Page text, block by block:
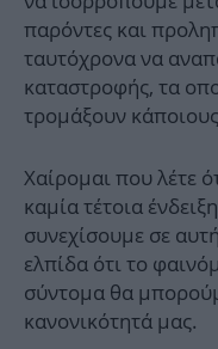
παρόντες και
ταυτόχρονα να
καταστροφής, τα
τρομάξουν
Χαίρομαι που λέτε
καμία τέτοια
συνεχίσουμε σε
ελπίδα ότι το
σύντομα θα
κανονικότητά μας.